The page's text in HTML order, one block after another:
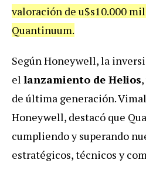
valoración de u$s10.000
Quantinuum.
Según Honeywell, la
el lanzamiento de Helios
de última generación. Vimal
Honeywell, destacó que
cumpliendo y superando
estratégicos, técnicos y